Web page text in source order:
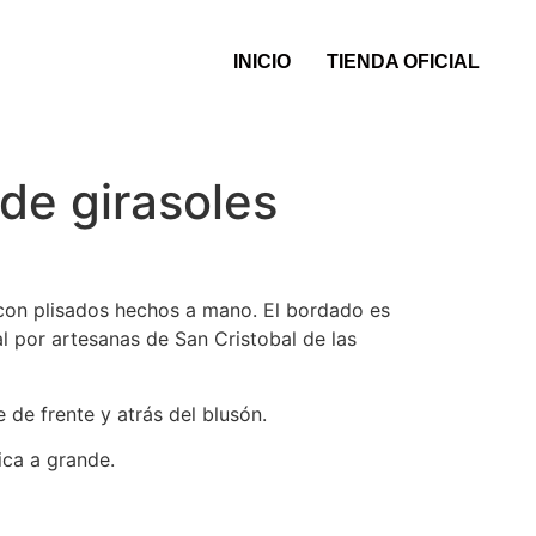
INICIO TIENDA OFICIAL
girasoles
plisados hechos a mano. El bordado es
por artesanas de San Cristobal de las
de frente y atrás del blusón.
a grande.